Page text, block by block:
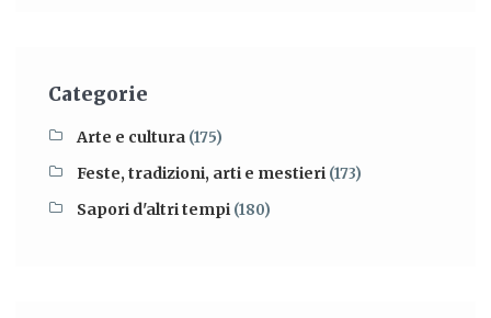
Categorie
Arte e cultura (175)
Feste, tradizioni, arti e mestieri (173)
Sapori d'altri tempi (180)